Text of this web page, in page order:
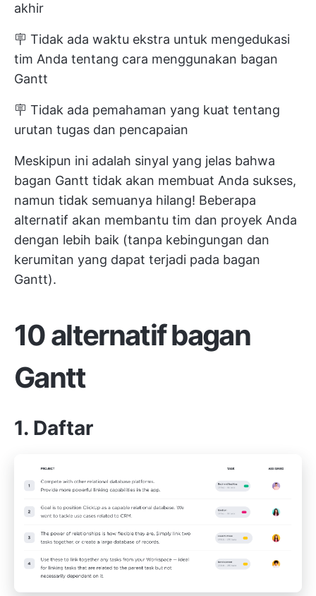
akhir
🪧 Tidak ada waktu ekstra untuk mengedukasi
tim Anda tentang cara menggunakan bagan
Gantt
🪧 Tidak ada pemahaman yang kuat tentang
urutan tugas dan pencapaian
Meskipun ini adalah sinyal yang jelas bahwa
bagan Gantt tidak akan membuat Anda sukses,
namun tidak semuanya hilang! Beberapa
alternatif akan membantu tim dan proyek Anda
dengan lebih baik (tanpa kebingungan dan
kerumitan yang dapat terjadi pada bagan
Gantt).
10 alternatif bagan
Gantt
1. Daftar